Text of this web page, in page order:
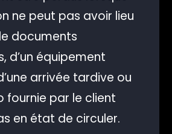
ne peut pas avoir lieu
documents
d’un équipement
arrivée tardive ou
fournie par le client
en état de circuler.